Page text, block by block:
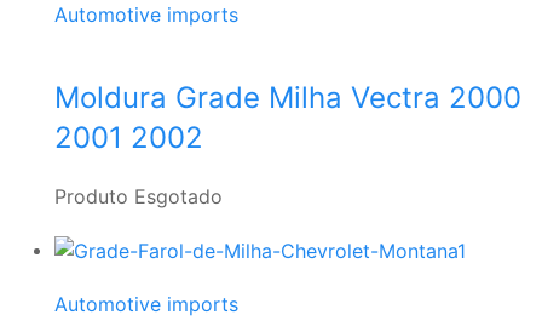
Automotive imports
Moldura Grade Milha Vectra 2000
2001 2002
Produto Esgotado
Automotive imports